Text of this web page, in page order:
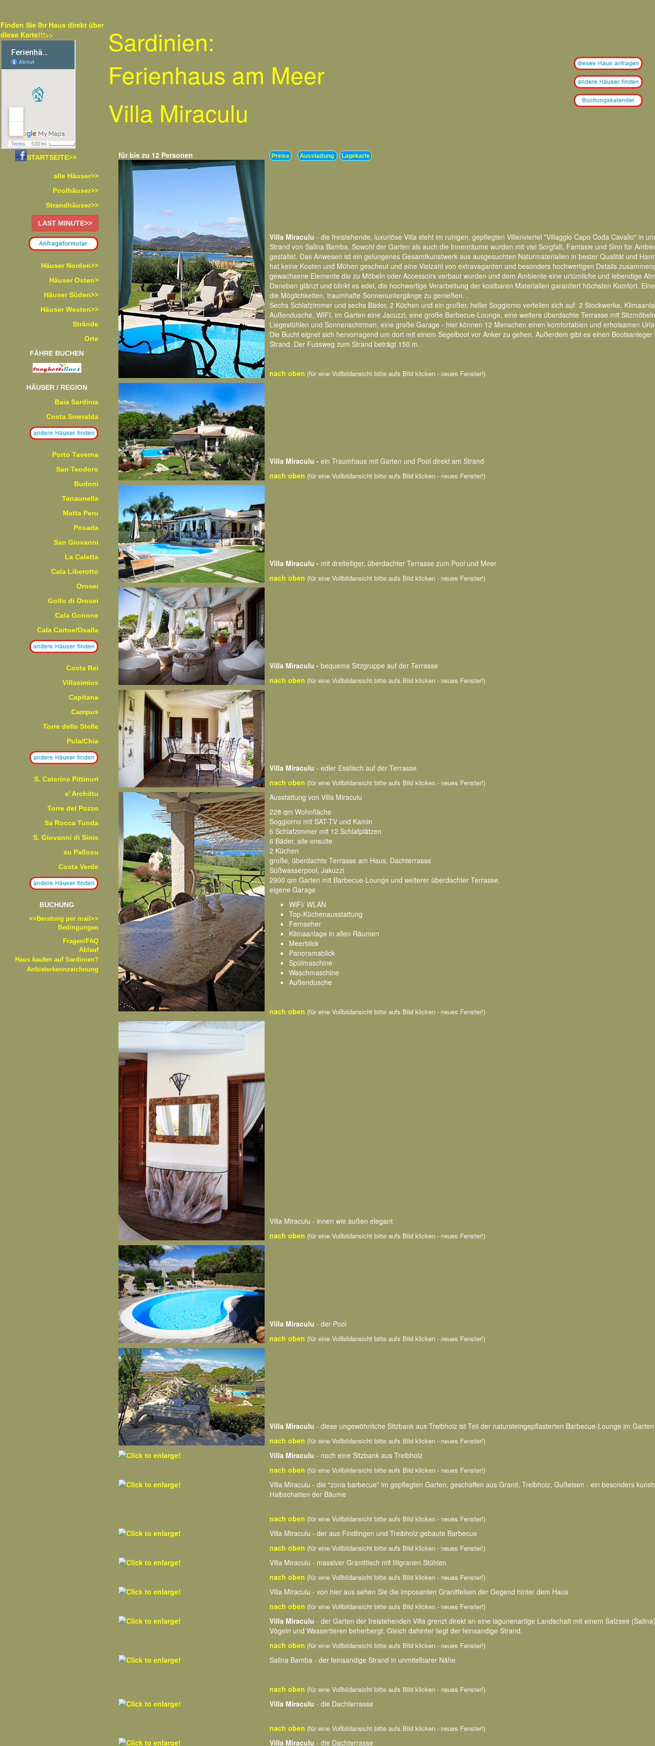
Finden Sie Ihr Haus direkt über
diese Karte!!!>>
Sardinien:
Ferienhaus am Meer
Villa Miraculu
STARTSEITE>>
alle Häuser>>
Poolhäuser>>
Strandhäuser>>
LAST MINUTE>>
Häuser Norden>>
Häuser Osten>
Häuser Süden>>
Häuser Westen>>
Strände
Orte
FÄHRE BUCHEN
HÄUSER / REGION
Baia Sardinia
Costa Smeralda
Porto Taverna
San Teodoro
Budoni
Tanaunella
Matta Peru
Posada
San Giovanni
La Caletta
Cala Liberotto
Orosei
Golfo di Orosei
Cala Gonone
Cala Cartoe/Osalla
Costa Rei
Villasimius
Capitana
Campus
Torre delle Stelle
Pula/Chia
S. Caterina Pittinuri
s' Archittu
Torre del Pozzo
Sa Rocca Tunda
S. Giovanni di Sinis
su Pallosu
Costa Verde
BUCHUNG
>>Beratung per mail>>
Bedingungen
Fragen/FAQ
Ablauf
Haus kaufen auf Sardinien?
Anbieterkennzeichnung
für bis zu 12 Personen Preise Ausstattung Lagekarte
Villa Miraculu - die freistehende, luxuriöse Villa steht im ruhigen, gepflegten Villenviertel "Villaggio Capo Coda Cavallo" in
Strand von Salina Bamba. Sowohl der Garten als auch die Innenräume wurden mit viel Sorgfalt, Fantasie und Sinn für
gestaltet. Das Anwesen ist ein gelungenes Gesamtkunstwerk aus ausgesuchten Naturmaterialien in bester Qualität und
hat keine Kosten und Mühen gescheut und eine Vielzahl von extravaganten und besonders hochwertigen Details
gewachsene Elemente die zu Möbeln oder Accessoirs verbaut wurden und dem Ambiente eine urtümliche und lebendige
Daneben glänzt und blinkt es edel, die hochwertige Verarbeitung der kostbaren Materialien garantiert höchsten Komfort.
die Möglichkeiten, traumhafte Sonnenuntergänge zu genießen. .
Sechs Schlafzimmer und sechs Bäder, 2 Küchen und ein großer, heller Soggiorno verteilen sich auf 2 Stockwerke.
Außendusche, WIFI, im Garten eine Jacuzzi, eine große Barbecue-Lounge, eine weitere überdachte Terrasse mit
Liegestühlen und Sonnenschirmen, eine große Garage - hier können 12 Menschen einen komfortablen und erholsamen
Die Bucht eignet sich hervorragend um dort mit einem Segelboot vor Anker zu gehen. Außerdem gibt es einen
Strand. Der Fussweg zum Strand beträgt 150 m.
nach oben (für eine Vollbildansicht bitte aufs Bild klicken - neues Fenster!)
Villa Miraculu - ein Traumhaus mit Garten und Pool direkt am Strand
nach oben (für eine Vollbildansicht bitte aufs Bild klicken - neues Fenster!)
Villa Miraculu - mit dreiteiliger, überdachter Terrasse zum Pool und Meer
nach oben (für eine Vollbildansicht bitte aufs Bild klicken - neues Fenster!)
Villa Miraculu - bequeme Sitzgruppe auf der Terrasse
nach oben (für eine Vollbildansicht bitte aufs Bild klicken - neues Fenster!)
Villa Miraculu - edler Esstisch auf der Terrasse
nach oben (für eine Vollbildansicht bitte aufs Bild klicken - neues Fenster!)
Ausstattung von Villa Miraculu
228 qm Wohnfläche
Soggiorno mit SAT-TV und Kamin
6 Schlafzimmer mit 12 Schlafplätzen
6 Bäder, alle ensuite
2 Küchen
große, überdachte Terrasse am Haus, Dachterrasse
Süßwasserpool, Jakuzzi
2900 qm Garten mit Barbecue-Lounge und weiterer überdachter Terrasse,
eigene Garage
WiFi/ WLAN
Top-Küchenausstattung
Fernseher
Klimaanlage in allen Räumen
Meerblick
Panoramablick
Spülmaschine
Waschmaschine
Außendusche
nach oben (für eine Vollbildansicht bitte aufs Bild klicken - neues Fenster!)
Villa Miraculu - innen wie außen elegant
nach oben (für eine Vollbildansicht bitte aufs Bild klicken - neues Fenster!)
Villa Miraculu - der Pool
nach oben (für eine Vollbildansicht bitte aufs Bild klicken - neues Fenster!)
Villa Miraculu - diese ungewöhnliche Sitzbank aus Treibholz ist Teil der natursteingepflasterten Barbecue-Lounge im Garten
nach oben (für eine Vollbildansicht bitte aufs Bild klicken - neues Fenster!)
Villa Miraculu - noch eine Sitzbank aus Treibholz
nach oben (für eine Vollbildansicht bitte aufs Bild klicken - neues Fenster!)
Villa Miraculu - die "zona barbecue" im gepflegten Garten, geschaffen aus Granit, Treibholz, Gußeisen - ein besonders
Halbschatten der Bäume
nach oben (für eine Vollbildansicht bitte aufs Bild klicken - neues Fenster!)
Villa Miraculu - der aus Findlingen und Treibholz gebaute Barbecue
nach oben (für eine Vollbildansicht bitte aufs Bild klicken - neues Fenster!)
Villa Miraculu - massiver Granittisch mit filigranen Stühlen
nach oben (für eine Vollbildansicht bitte aufs Bild klicken - neues Fenster!)
Villa Miraculu - von hier aus sehen Sie die imposanten Granitfelsen der Gegend hinter dem Haus
nach oben (für eine Vollbildansicht bitte aufs Bild klicken - neues Fenster!)
Villa Miraculu - der Garten der freistehenden Villa grenzt direkt an eine lagunenartige Landschaft mit einem Salzsee
Vögeln und Wassertieren beherbergt. Gleich dahinter liegt der feinsandige Strand.
nach oben (für eine Vollbildansicht bitte aufs Bild klicken - neues Fenster!)
Salina Bamba - der feinsandige Strand in unmitelbarer Nähe
nach oben (für eine Vollbildansicht bitte aufs Bild klicken - neues Fenster!)
Villa Miraculu - die Dachterrasse
nach oben (für eine Vollbildansicht bitte aufs Bild klicken - neues Fenster!)
Villa Miraculu - die Dachterrasse